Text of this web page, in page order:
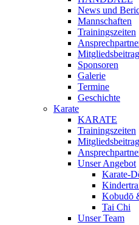
News und
Mannschaften
Trainingszeiten
Mitgliedsbeitrag
Sponsoren
Galerie
Termine
Geschichte
Karate
KARATE
Trainingszeiten
Mitgliedsbeitrag
Unser Angebot
Karate-
Kobudō
Tai Chi
Unser Team